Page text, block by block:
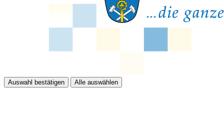
Auswahl bestätigen Alle auswählen